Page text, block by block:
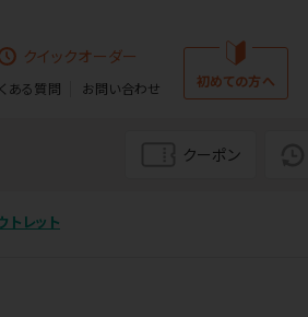
クイックオーダー
ある質問 お問い合わせ 初めての方へ
クーポン
トレット